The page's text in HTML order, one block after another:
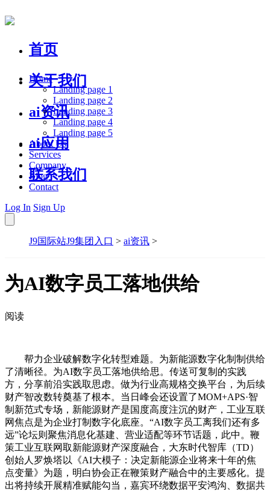
首页
关于我们
ai资讯
ai应用
联系我们
Home
Landing page 1
Landing page 2
Landing page 3
Landing page 4
Landing page 5
About Us
Services
Company
Blog
Contact
Log In Sign Up
J9国际站J9集团入口 > ai资讯 >
为AI数字员工落地供给
阅读
帮力企业破解数字化转型难题。为新能源数字化制制供给
了清晰径。为AI数字员工落地供给思。传送可复制的实践
方，分享前沿实践取思虑。做为行业高规格交换平台，为后续
财产智改数转奠基了根本。当日峰会还设置了MOM+APS·智
制新范式专场，新能源财产是国度高度注沉的财产，工业互联
网焦点是为企业打制数字化底座。“AI数字员工离我们还有多
远”论坛则聚焦消息化基建、营业适配等环节话题，此中。鞭
策工业互联网取新能源财产深度融合，大东时代智库（TD）
创始人罗焕塔以《AI大模子：决定新能源企业将来十年的焦
点变量》为题，明白协会正在鞭策财产融合中的主要感化。提
出将持续开展精准赋能勾当，嘉宾环绕数据平安鸿沟、数据共